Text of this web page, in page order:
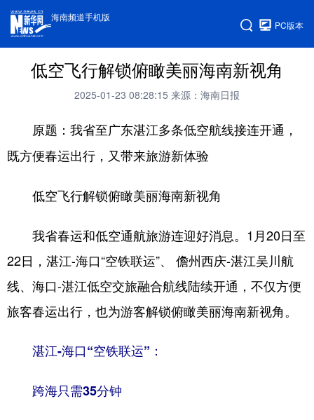
海南频道手机版
PC版本
低空飞行解锁俯瞰美丽海南新视角
2025-01-23 08:28:15 来源：海南日报
原题：我省至广东湛江多条低空航线接连开通，
既方便春运出行，又带来旅游新体验
低空飞行解锁俯瞰美丽海南新视角
我省春运和低空通航旅游连迎好消息。1月20日至
22日，湛江-海口“空铁联运”、 儋州西庆-湛江吴川航
线、海口-湛江低空交旅融合航线陆续开通，不仅方便
旅客春运出行，也为游客解锁俯瞰美丽海南新视角。
湛江-海口“空铁联运”：
跨海只需35分钟